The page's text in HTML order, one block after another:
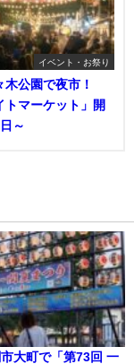
イベント・お祭り
木公園で夜市！
トマーケット」開
～
大町で「第73回 一